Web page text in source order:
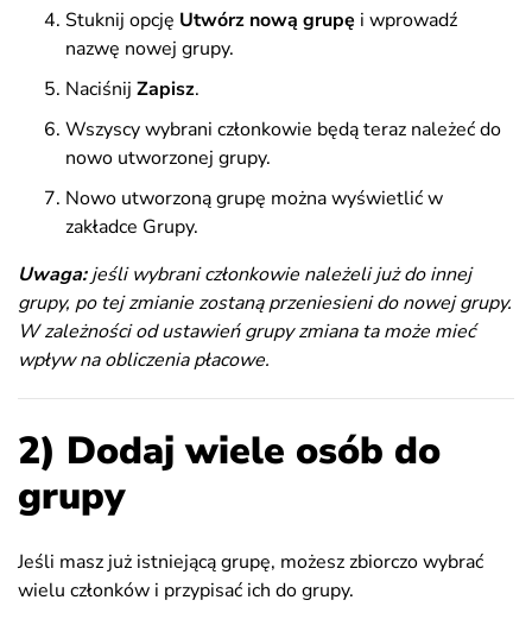
Stuknij opcję Utwórz nową grupę i wprowadź
nazwę nowej grupy.
Naciśnij Zapisz.
Wszyscy wybrani członkowie będą teraz należeć do
nowo utworzonej grupy.
Nowo utworzoną grupę można wyświetlić w
zakładce Grupy.
Uwaga:jeśli wybrani członkowie należeli już doinnej
grupy, po tej zmianie zostaną przeniesieni do nowej grupy.
W zależności od ustawień grupy zmiana ta może mieć
wpływ na obliczenia płacowe.
2) Dodaj wiele osób do
grupy
Jeśli masz już istniejącą grupę, możesz zbiorczo wybrać
wielu członków i przypisać ich do grupy.